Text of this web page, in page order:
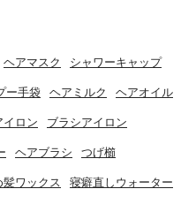
ヘアマスク シャワーキャップ
ー手袋 ヘアミルク ヘアオイル
イロン ブラシアイロン
ヘアブラシ つげ櫛
髪ワックス 寝癖直しウォーター